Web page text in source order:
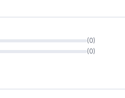
(0)
(0)